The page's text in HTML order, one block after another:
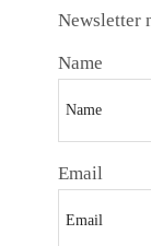
Newsletter
Name
Email